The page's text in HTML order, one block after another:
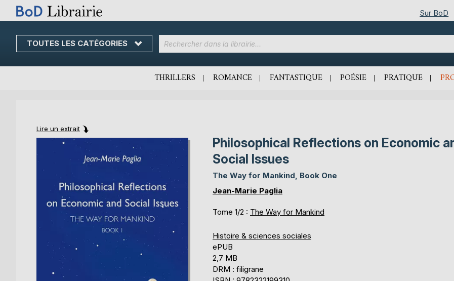
Sur BoD
TOUTES LES CATÉGORIES
Skip
Content
THRILLERS ROMANCE FANTASTIQUE POÉSIE PRATIQUE
Lire un extrait
to
images
to
images
Philosophical Reflections on Economic
Social Issues
The Way for Mankind, Book One
Jean-Marie Paglia
Tome 1/2 : The Way for Mankind
Histoire & sciences sociales
ePUB
2,7 MB
DRM : filigrane